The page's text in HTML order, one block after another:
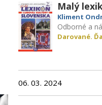
Malý
Kliment
Odborné a
Darované.
06. 03. 2024